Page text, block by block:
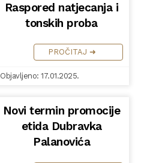
Raspored natjecanja i
tonskih proba
PROČITAJ ➜
Objavljeno: 17.01.2025.
Novi termin promocije
etida Dubravka
Palanovića